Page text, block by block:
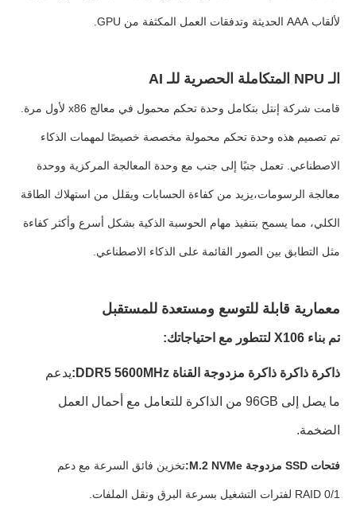
لألقاب AAA الحديثة وتدفقات العمل المكثفة من GPU.
الـ NPU المتكاملة الحصرية للـ AI
قامت شركة إنتل بتكامل وحدة تحكم محمول في معالج x86 لأول مرة.
تم تصميم هذه وحدة تحكم محمولة مخصصة خصيصًا لمهمات الذكاء
الاصطناعي. تعمل جنبًا إلى جنب مع وحدة المعالجة المركزية ووحدة
معالجة الرسومات،يزيد من كفاءة الحسابات ويقلل من استهلاك الطاقة
الكلي، مما يسمح بتنفيذ مهام الحوسبة الذكية بشكل أسرع وأكثر كفاءة
مثل التطابق بين الصور القائمة على الذكاء الاصطناعي.
معمارية قابلة للتوسع ومستعدة للمستقبل
تم بناء X106 لتتطور مع احتياجاتك:
ذاكرة ذاكرة ذاكرة مزدوجة القناة DDR5 5600MHz: يدعم
ما يصل إلى 96GB من الذاكرة للتعامل مع أحمال العمل
الضخمة.
فتحات SSD مزدوجة M.2 NVMe: تخزين فائق السرعة مع دعم
RAID 0/1 لفترات التشغيل بسرعة البرق ونقل الملفات.